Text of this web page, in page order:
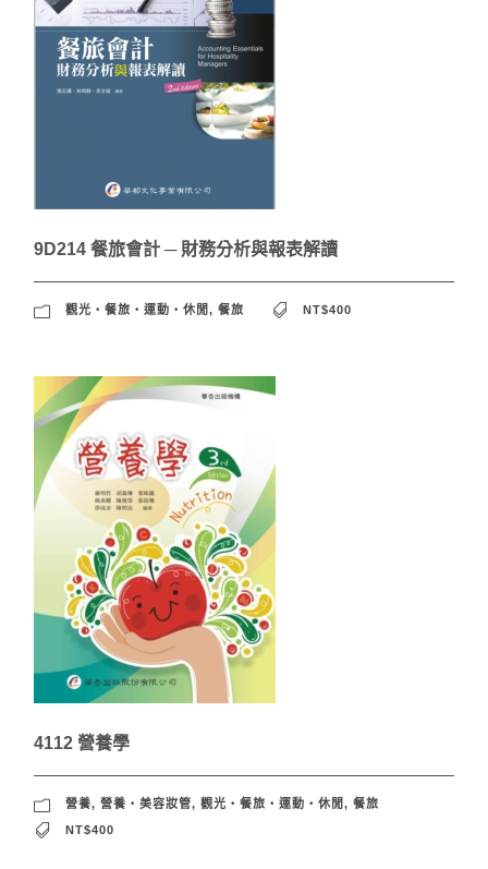
9D214 餐旅會計 ─ 財務分析與報表解讀
觀光‧餐旅‧運動‧休閒 , 餐旅 NT$400
4112 營養學
營養, 營養‧美容妝管, 觀光‧餐旅‧運動‧休閒 , 餐旅
NT$400